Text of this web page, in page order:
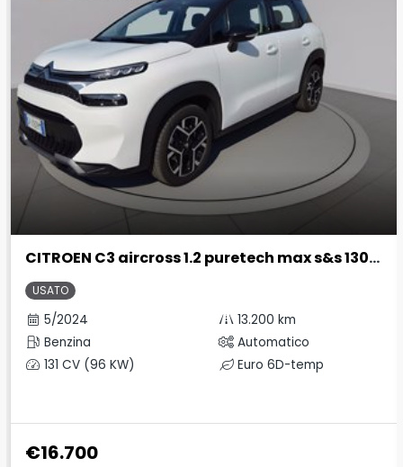
CITROEN C3 aircross 1.2 puretech max s&s 130cv eat6
USATO
5/2024
13.200 km
Benzina
Automatico
131 CV (96 KW)
Euro 6D-temp
€16.700